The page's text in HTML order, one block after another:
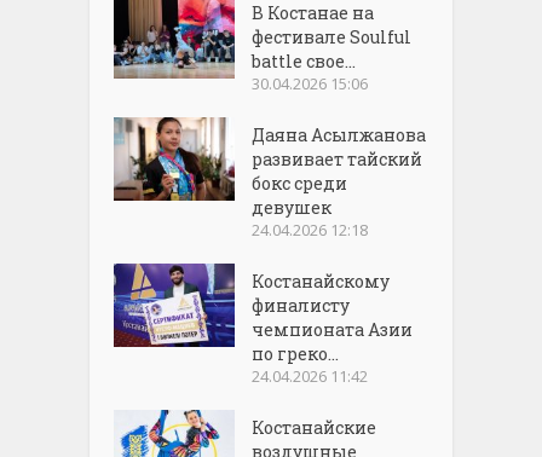
В Костанае на
фестивале Soulful
battle свое...
30.04.2026 15:06
Даяна Асылжанова
развивает тайский
бокс среди
девушек
24.04.2026 12:18
Костанайскому
финалисту
чемпионата Азии
по греко...
24.04.2026 11:42
Костанайские
воздушные